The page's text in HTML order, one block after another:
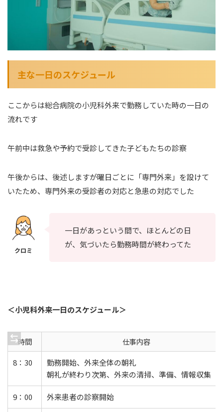
主な一日のスケジュール
ここからは総合病院の小児科外来で勤務していた時の一日の
流れです
午前中は救急や予約で受診してきた子どもたちの診察
午後からは、後述しますが曜日ごとに「専門外来」を設けて
いたため、専門外来の受診者の対応と急患の対応でした
一日があっという間で、ほとんどの日
が、気づいたら勤務時間が終わってた
＜小児科外来一日のスケジュール＞
時間
仕事内容
8：30
勤務開始、外来全体の朝礼
朝礼が終わり次第、外来の清掃、準備、情報収集
9：00 外来患者の診察開始